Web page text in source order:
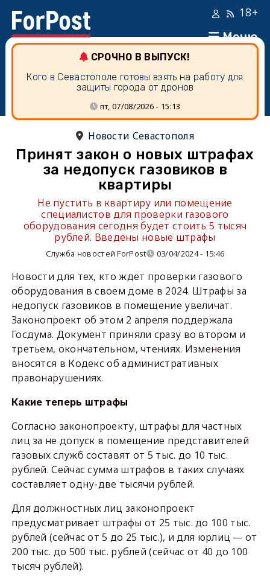
Меню
18+
СРОЧНО В ВЫПУСК!
Кого в Севастополе готовы взять на работу для
защиты города от дронов
пт, 07/08/2026 - 15:13
Новости Севастополя
Принят закон о новых штрафах
за недопуск газовиков в
квартиры
Не пустить в квартиру или помещение
специалистов для проверки газового
оборудования сегодня будет стоить 5 тысяч
рублей. Введены новые штрафы
Служба новостей ForPost 03/04/2024 - 15:46
Новости для тех, кто ждёт проверки газового
оборудования в своем доме в 2024. Штрафы за
недопуск газовиков в помещение увеличат.
Законопроект об этом 2 апреля поддержала
Госдума. Документ приняли сразу во втором и
третьем, окончательном, чтениях. Изменения
вносятся в Кодекс об административных
правонарушениях.
Какие теперь штрафы
Согласно законопроекту, штрафы для частных
лиц за не допуск в помещение представителей
газовых служб составят от 5 тыс. до 10 тыс.
рублей. Сейчас сумма штрафов в таких случаях
составляет одну-две тысячи рублей.
Для должностных лиц законопроект
предусматривает штрафы от 25 тыс. до 100 тыс.
рублей (сейчас от 5 до 25 тыс.), и для юрлиц — от
200 тыс. до 500 тыс. рублей (сейчас от 40 до 100
тысяч рублей).